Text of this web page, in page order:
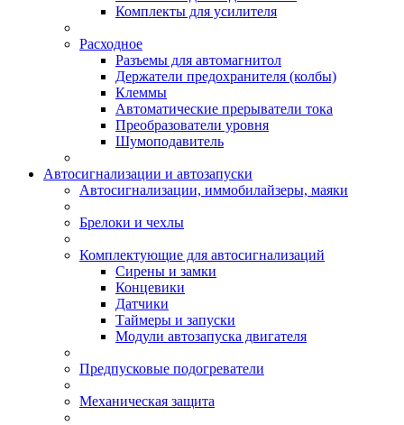
Комплекты для усилителя
Расходное
Разъемы для автомагнитол
Держатели предохранителя (колбы)
Клеммы
Автоматические прерыватели тока
Преобразователи уровня
Шумоподавитель
Автосигнализации и автозапуски
Автосигнализации, иммобилайзеры, маяки
Брелоки и чехлы
Комплектующие для автосигнализаций
Сирены и замки
Концевики
Датчики
Таймеры и запуски
Модули автозапуска двигателя
Предпусковые подогреватели
Механическая защита